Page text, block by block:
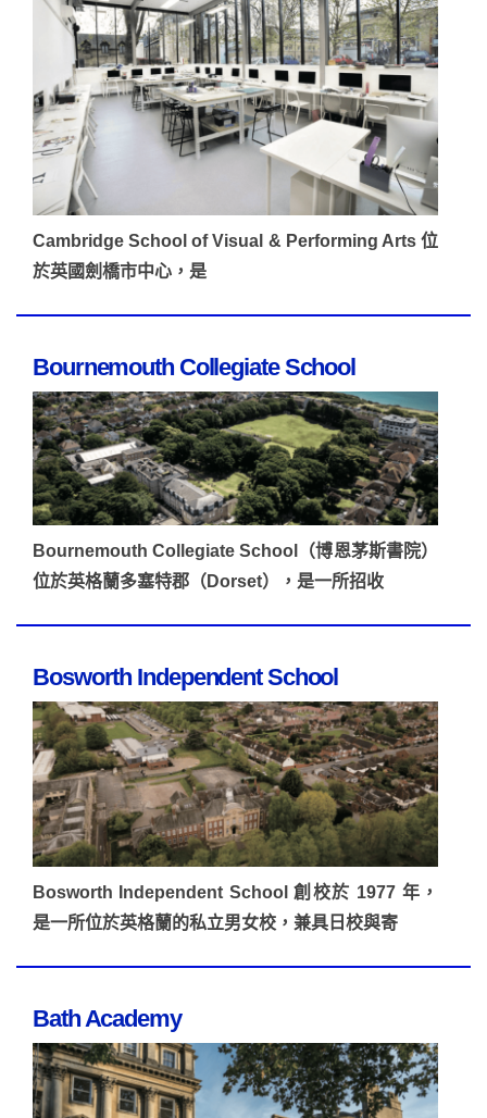
Cambridge School of Visual & Performing Arts 位
於英國劍橋市中心，是
Bournemouth Collegiate School
Bournemouth Collegiate School（博恩茅斯書院）
位於英格蘭多塞特郡（Dorset），是一所招收
Bosworth Independent School
Bosworth Independent School 創校於 1977 年，
是一所位於英格蘭的私立男女校，兼具日校與寄
Bath Academy